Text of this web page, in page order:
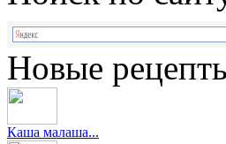
Новые
Каша малаша...